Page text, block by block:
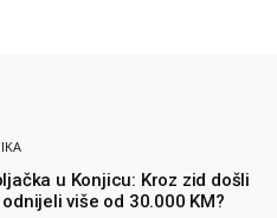
u Konjicu: Kroz zid došli
više od 30.000 KM?